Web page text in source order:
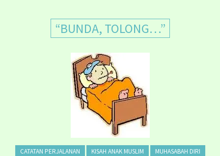
“BUNDA, TOLONG…”
CATATAN PERJALANAN KISAH ANAK MUSLIM MUHASABAH DIRI